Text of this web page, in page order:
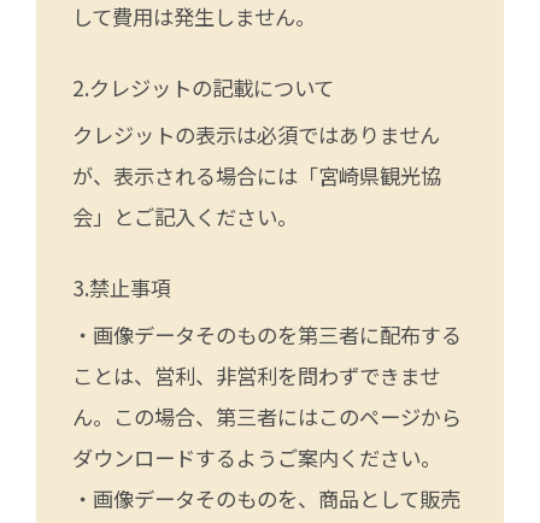
して費用は発生しません。
クレジットの記載について
クレジットの表示は必須ではありません
が、表示される場合には「宮崎県観光協
会」とご記入ください。
禁止事項
・画像データそのものを第三者に配布する
ことは、営利、非営利を問わずできませ
ん。この場合、第三者にはこのページから
ダウンロードするようご案内ください。
・画像データそのものを、商品として販売